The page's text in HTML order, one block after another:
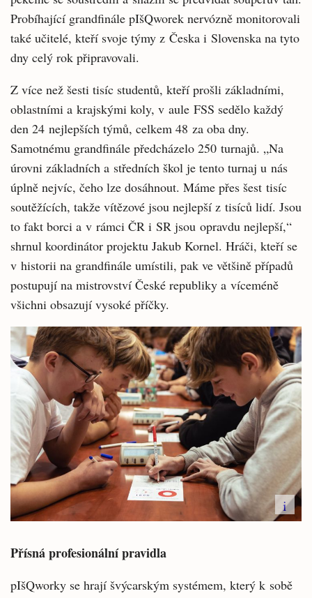
Probíhající grandfinále pIšQworek nervózně monitorovali
také učitelé, kteří svoje týmy z Česka i Slovenska na tyto
dny celý rok připravovali.
Z více než šesti tisíc studentů, kteří prošli základními,
oblastními a krajskými koly, v aule FSS sedělo každý
den 24 nejlepších týmů, celkem 48 za oba dny.
Samotnému grandfinále předcházelo 250 turnajů. „Na
úrovni základních a středních škol je tento turnaj u nás
úplně nejvíc, čeho lze dosáhnout. Máme přes šest tisíc
soutěžících, takže vítězové jsou nejlepší z tisíců lidí. Jsou
to fakt borci a v rámci ČR i SR jsou opravdu nejlepší,“
shrnul koordinátor projektu Jakub Kornel. Hráči, kteří se
v historii na grandfinále umístili, pak ve většině případů
postupují na mistrovství České republiky a víceméně
všichni obsazují vysoké příčky.
i
Přísná profesionální pravidla
pIšQworky se hrají švýcarským systémem, který k sobě